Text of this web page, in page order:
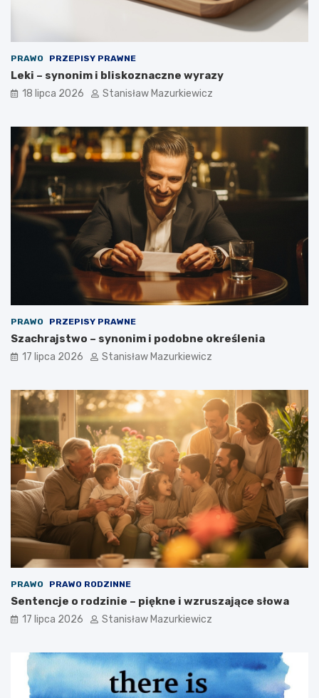
PRAWO PRZEPISY PRAWNE
Leki – synonim i bliskoznaczne wyrazy
18 lipca 2026 Stanisław Mazurkiewicz
PRAWO PRZEPISY PRAWNE
Szachrajstwo – synonim i podobne określenia
17 lipca 2026 Stanisław Mazurkiewicz
PRAWO PRAWO RODZINNE
Sentencje o rodzinie – piękne i wzruszające słowa
17 lipca 2026 Stanisław Mazurkiewicz